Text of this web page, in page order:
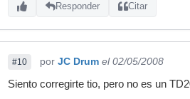
Responder Citar
#10 por JC Drum el 02/05/2008
Siento corregirte tio, pero no es un